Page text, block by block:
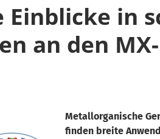
Einblicke in
an den MX-
Metallorganische
finden breite